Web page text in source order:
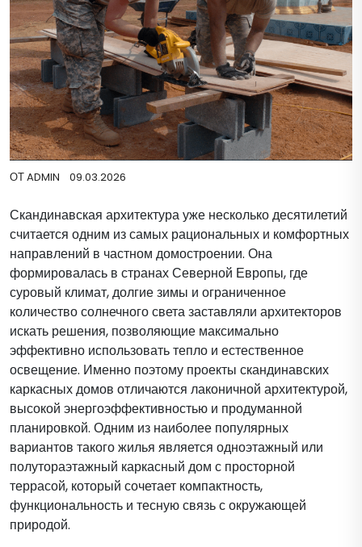
ОТADMIN 09.03.2026
Скандинавская архитектура уже несколько десятилетий
считается одним из самых рациональных и комфортных
направлений в частном домостроении. Она
формировалась в странах Северной Европы, где
суровый климат, долгие зимы и ограниченное
количество солнечного света заставляли архитекторов
искать решения, позволяющие максимально
эффективно использовать тепло и естественное
освещение. Именно поэтому проекты скандинавских
каркасных домов отличаются лаконичной архитектурой,
высокой энергоэффективностью и продуманной
планировкой. Одним из наиболее популярных
вариантов такого жилья является одноэтажный или
полутораэтажный каркасный дом с просторной
террасой, который сочетает компактность,
функциональность и тесную связь с окружающей
природой.